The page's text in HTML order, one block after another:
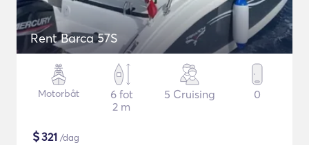
Rent Barca 57S
Motorbåt
6 fot
2 m
5 Cruising 0
$321 /dag